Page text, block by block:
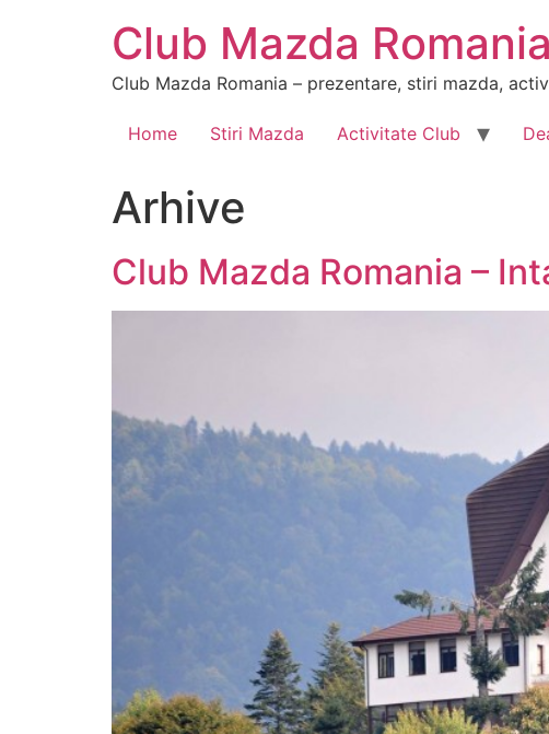
Club Mazda Romania
Club Mazda Romania – prezentare, stiri mazda,
Home Stiri Mazda Activitate Club
Arhive
Club Mazda Romania –